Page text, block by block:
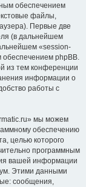
обеспечением
файлы,
Первые две
(в дальнейшем
«session-
обеспечением phpBB.
из тем конференции
информации о
работы с
мы можем
обеспечению
целью которого
программным
вашей информации
Этими данными
сообщения,